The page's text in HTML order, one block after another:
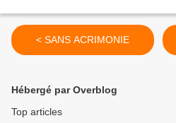
< SANS ACRIMONIE
Hébergé par Overblog
Top articles